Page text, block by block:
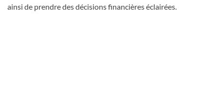
ainsi de prendre des décisions financières éclairées.